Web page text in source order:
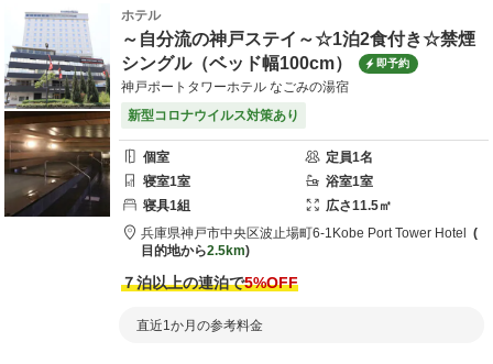
ホテル
～自分流の神戸ステイ～☆1泊2食付き☆禁煙
シングル（ベッド幅100cm）
即予約
神戸ポートタワーホテル なごみの湯宿
新型コロナウイルス対策あり
個室 定員1名
寝室1室 浴室1室
寝具1組 広さ11.5㎡
兵庫県神戸市中央区波止場町6-1 Kobe Port Tower Hotel
目的地から2.5km
７泊以上の連泊で5%OFF
直近1か月の参考料金